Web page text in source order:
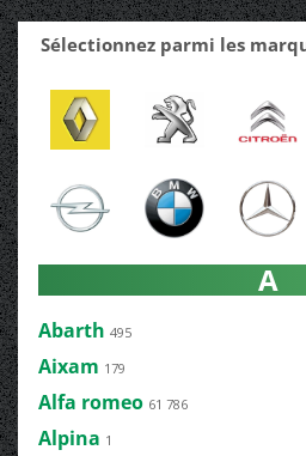
Sélectionnez parmi les
A
Abarth 495
Aixam 179
Alfa romeo 61 786
Alpina 1